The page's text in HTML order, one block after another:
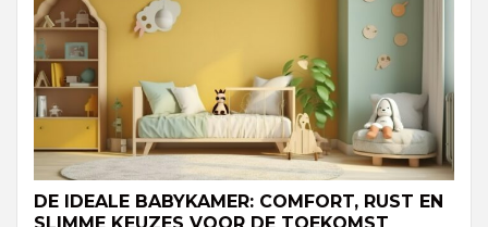
DE IDEALE BABYKAMER: COMFORT, RUST EN